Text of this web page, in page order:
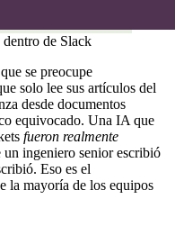
de Slack
se preocupe
solo lee sus artículos del
desde documentos
equivocado. Una IA que
fueron realmente
ingeniero senior escribió
Eso es el
la mayoría de los equipos